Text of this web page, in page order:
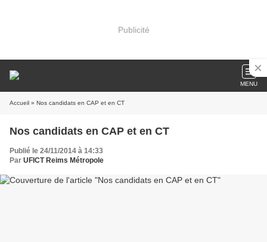
Publicité
MENU
Accueil » Nos candidats en CAP et en CT
Nos candidats en CAP et en CT
Publié le 24/11/2014 à 14:33
Par UFICT Reims Métropole